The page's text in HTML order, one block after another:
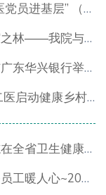
惠来站）活动顺利开展
缉私局联合开展植树节活动
行党建共建协议签约仪式
务能力提升系列培训活动
合能力提升培训班上作专题授课
省二医·七所夏季义诊活动